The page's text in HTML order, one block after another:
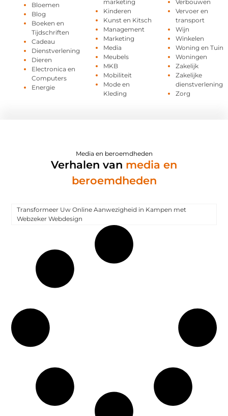
Bloemen
Blog
Boeken en
Tijdschriften
Cadeau
Dienstverlening
Dieren
Electronica en
Computers
Energie
marketing
Kinderen
Kunst en Kitsch
Management
Marketing
Media
Meubels
MKB
Mobiliteit
Mode en
Kleding
Verbouwen
Vervoer en
transport
Wijn
Winkelen
Woning en Tuin
Woningen
Zakelijk
Zakelijke
dienstverlening
Zorg
Media en beroemdheden
Verhalen van media en
beroemdheden
Transformeer Uw Online Aanwezigheid in Kampen met
Webzeker Webdesign